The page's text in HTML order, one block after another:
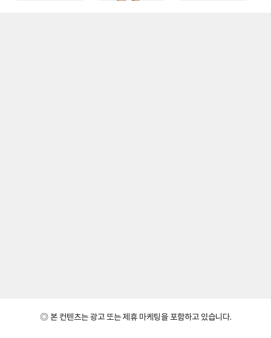
◎ 본 컨텐츠는 광고 또는 제휴 마케팅을 포함하고 있습니다.